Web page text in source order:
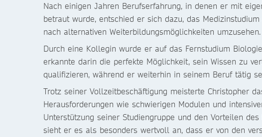
Nach einigen Jahren Berufserfahrung, in denen er mit
betraut wurde, entschied er sich dazu, das
nach alternativen Weiterbildungsmöglichkeiten umzusehen.
Durch eine Kollegin wurde er auf das Fernstudium
erkannte darin die perfekte Möglichkeit, sein Wissen zu
qualifizieren, während er weiterhin in seinem Beruf tätig
Trotz seiner Vollzeitbeschäftigung meisterte Christopher
Herausforderungen wie schwierigen Modulen und
Unterstützung seiner Studiengruppe und den Vorteilen
sieht er es als besonders wertvoll an, dass er von den